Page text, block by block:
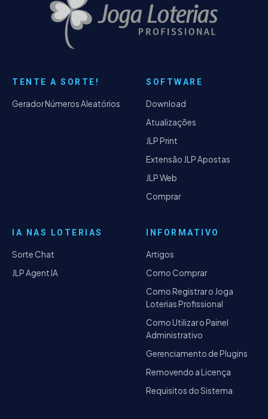
TENTE A SORTE!
Gerador Números Aleatórios
SOFTWARE
Download
Atualizações
JLP Print
Extensão JLP Apostas
JLP Web
Comprar
IA NAS LOTERIAS
Sorte Chat
JLP Agent IA
INFORMATIVO
Artigos
Como Comprar
Como Registrar o Joga
Loterias Profissional
Como Utilizar o Painel
Administrativo
Gerenciamento de Plugins
Removendo a Licença
Requisitos do Sistema